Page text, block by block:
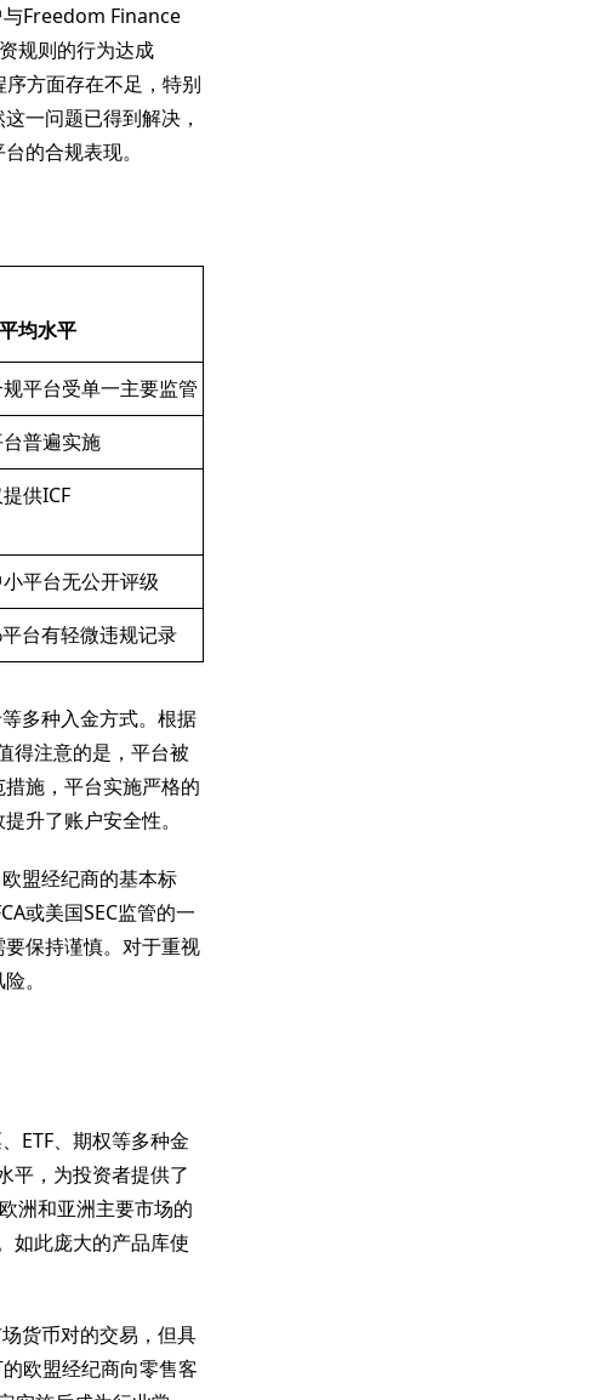
与Freedom Finance
规则的行为达成
方面存在不足，特别
一问题已得到解决，
的合规表现。
均水平
平台受单一主要监管
普遍实施
供ICF
平台无公开评级
台有轻微违规记录
多种入金方式。根据
得注意的是，平台被
施，平台实施严格的
升了账户安全性。
盟经纪商的基本标
或美国SEC监管的一
保持谨慎。对于重视
。
ETF、期权等多种金
平，为投资者提供了
洲和亚洲主要市场的
如此庞大的产品库使
货币对的交易，但具
欧盟经纪商向零售客